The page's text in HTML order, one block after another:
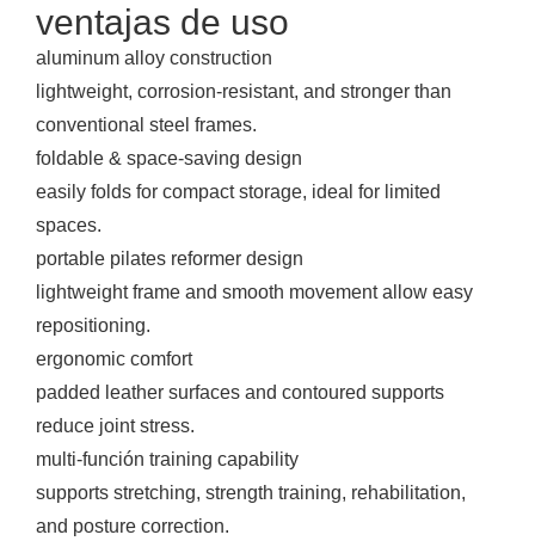
ventajas de uso
aluminum alloy construction
lightweight, corrosion-resistant, and stronger than
conventional steel frames.
foldable & space-saving design
easily folds for compact storage, ideal for limited
spaces.
portable pilates reformer design
lightweight frame and smooth movement allow easy
repositioning.
ergonomic comfort
padded leather surfaces and contoured supports
reduce joint stress.
multi-función training capability
supports stretching, strength training, rehabilitation,
and posture correction.